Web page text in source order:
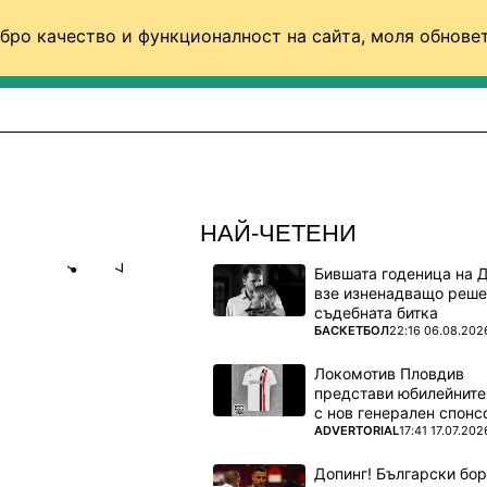
качество и функционалност на сайта, моля
НАЙ-ЧЕТЕНИ
Бившата годеница на
взе изненадващо
съдебната битка
ПОВЕЧЕ ОТ
БАСКЕТБОЛ22:16
Локомотив Пловдив
представи
с нов генерален
ПОВЕЧЕ ОТ
ADVERTORIAL17:41
Допинг! Български